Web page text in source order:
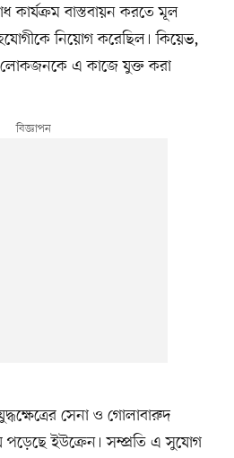
কার্যক্রম বাস্তবায়ন করতে মূল
নিয়োগ করেছিল। কিয়েভ,
লোকজনকে এ কাজে যুক্ত করা
সেনা ও গোলাবারুদ
পড়েছে ইউক্রেন। সম্প্রতি এ সুযোগ